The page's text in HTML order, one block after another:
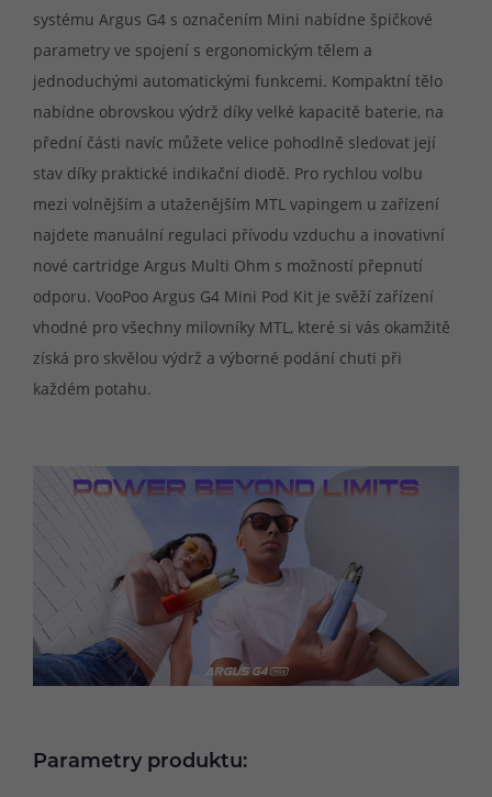
systému Argus G4 s označením Mini nabídne špičkové
parametry ve spojení s ergonomickým tělem a
jednoduchými automatickými funkcemi. Kompaktní tělo
nabídne obrovskou výdrž díky velké kapacitě baterie, na
přední části navíc můžete velice pohodlně sledovat její
stav díky praktické indikační diodě. Pro rychlou volbu
mezi volnějším a utaženějším MTL vapingem u zařízení
najdete manuální regulaci přívodu vzduchu a inovativní
nové cartridge Argus Multi Ohm s možností přepnutí
odporu. VooPoo Argus G4 Mini Pod Kit je svěží zařízení
vhodné pro všechny milovníky MTL, které si vás okamžitě
získá pro skvělou výdrž a výborné podání chuti při
každém potahu.
Parametry produktu: